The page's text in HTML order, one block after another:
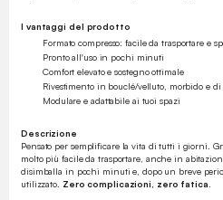
I vantaggi del prodotto
Formato compresso: facile da trasportare e
Pronto all'uso in pochi minuti
Comfort elevato e sostegno ottimale
Rivestimento in bouclé/velluto, morbido e di
Modulare e adattabile ai tuoi spazi
Descrizione
Pensato per semplificare la vita di tutti i giorni.
molto più facile da trasportare, anche in
disimballa in pochi minuti e, dopo un breve
utilizzato. Zero complicazioni, zero fatica.